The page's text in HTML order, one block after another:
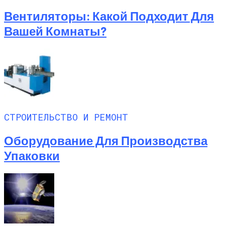
Вентиляторы: Какой Подходит Для
Вашей Комнаты?
СТРОИТЕЛЬСТВО И РЕМОНТ
Оборудование Для Производства
Упаковки